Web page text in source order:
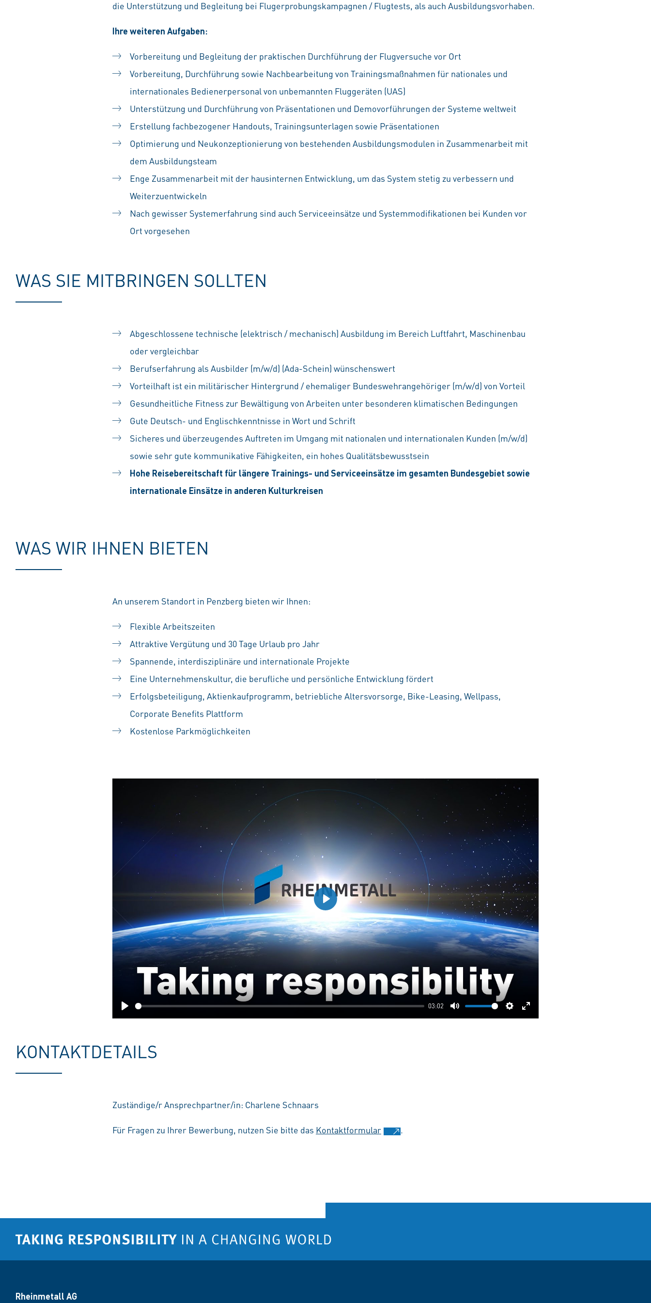
die Unterstützung und Begleitung bei Flugerprobungskampagnen / Flugtests, als auch Ausbildungsvorhaben.
Ihre weiteren Aufgaben:
Vorbereitung und Begleitung der praktischen Durchführung der Flugversuche vor Ort
Vorbereitung, Durchführung sowie Nachbearbeitung von Trainingsmaßnahmen für nationales und
internationales Bedienerpersonal von unbemannten Fluggeräten (UAS)
Unterstützung und Durchführung von Präsentationen und Demovorführungen der Systeme weltweit
Erstellung fachbezogener Handouts, Trainingsunterlagen sowie Präsentationen
Optimierung und Neukonzeptionierung von bestehenden Ausbildungsmodulen in Zusammenarbeit mit
dem Ausbildungsteam
Enge Zusammenarbeit mit der hausinternen Entwicklung, um das System stetig zu verbessern und
Weiterzuentwickeln
Nach gewisser Systemerfahrung sind auch Serviceeinsätze und Systemmodifikationen bei Kunden vor
Ort vorgesehen
WAS SIE MITBRINGEN SOLLTEN
Abgeschlossene technische (elektrisch / mechanisch) Ausbildung im Bereich Luftfahrt, Maschinenbau
oder vergleichbar
Berufserfahrung als Ausbilder (m/w/d) (Ada-Schein) wünschenswert
Vorteilhaft ist ein militärischer Hintergrund / ehemaliger Bundeswehrangehöriger (m/w/d) von Vorteil
Gesundheitliche Fitness zur Bewältigung von Arbeiten unter besonderen klimatischen Bedingungen
Gute Deutsch- und Englischkenntnisse in Wort und Schrift
Sicheres und überzeugendes Auftreten im Umgang mit nationalen und internationalen Kunden (m/w/d)
sowie sehr gute kommunikative Fähigkeiten, ein hohes Qualitätsbewusstsein
Hohe Reisebereitschaft für längere Trainings- und Serviceeinsätze im gesamten Bundesgebiet sowie
internationale Einsätze in anderen Kulturkreisen
WAS WIR IHNEN BIETEN
An unserem Standort in Penzberg bieten wir Ihnen:
Flexible Arbeitszeiten
Attraktive Vergütung und 30 Tage Urlaub pro Jahr
Spannende, interdisziplinäre und internationale Projekte
Eine Unternehmenskultur, die berufliche und persönliche Entwicklung fördert
Erfolgsbeteiligung, Aktienkaufprogramm, betriebliche Altersvorsorge, Bike-Leasing, Wellpass,
Corporate Benefits Plattform
Kostenlose Parkmöglichkeiten
Play
03:02
Mute Settings
Enter
Play
KONTAKTDETAILS
Zuständige/r Ansprechpartner/in: Charlene Schnaars
Für Fragen zu Ihrer Bewerbung, nutzen Sie bitte das Kontaktformular .
Rheinmetall AG